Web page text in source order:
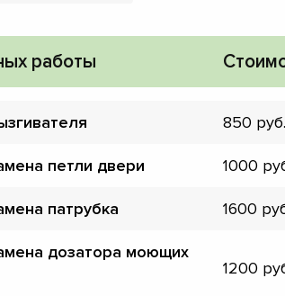
работы
850
петли двери 1000
патрубка 1600
дозатора моющих
1200